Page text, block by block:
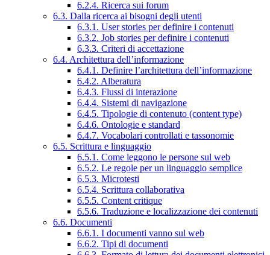
6.2.4. Ricerca sui forum
6.3. Dalla ricerca ai bisogni degli utenti
6.3.1. User stories per definire i contenuti
6.3.2. Job stories per definire i contenuti
6.3.3. Criteri di accettazione
6.4. Architettura dell’informazione
6.4.1. Definire l’architettura dell’informazione
6.4.2. Alberatura
6.4.3. Flussi di interazione
6.4.4. Sistemi di navigazione
6.4.5. Tipologie di contenuto (content type)
6.4.6. Ontologie e standard
6.4.7. Vocabolari controllati e tassonomie
6.5. Scrittura e linguaggio
6.5.1. Come leggono le persone sul web
6.5.2. Le regole per un linguaggio semplice
6.5.3. Microtesti
6.5.4. Scrittura collaborativa
6.5.5. Content critique
6.5.6. Traduzione e localizzazione dei contenuti
6.6. Documenti
6.6.1. I documenti vanno sul web
6.6.2. Tipi di documenti